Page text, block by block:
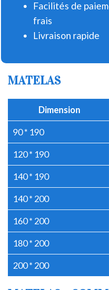
Facilités de
frais
Livraison rapide
MATELAS
Dimension
90 * 190
120 * 190
140 * 190
140 * 200
160 * 200
180 * 200
200 * 200